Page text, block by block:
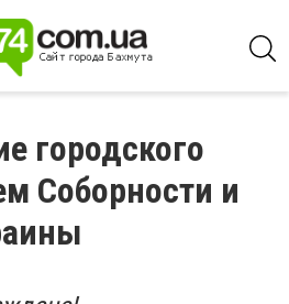
городского
Соборности и